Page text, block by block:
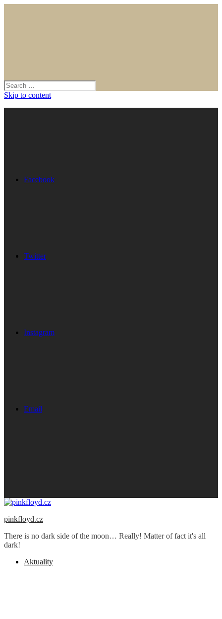
Skip to content
Facebook
Twitter
Instagram
Email
pinkfloyd.cz
There is no dark side of the moon… Really! Matter of fact it's all
dark!
Aktuality